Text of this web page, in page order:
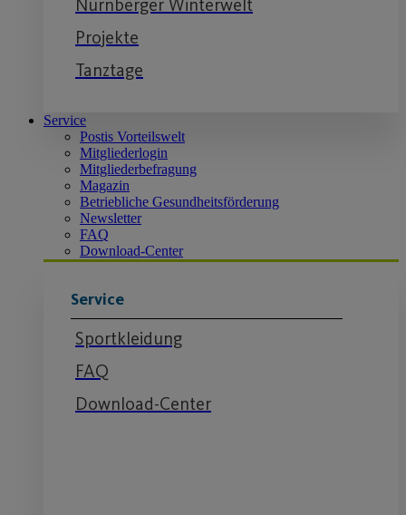
Nürnberger Winterwelt
Projekte
Tanztage
Service
Postis Vorteilswelt
Mitgliederlogin
Mitgliederbefragung
Magazin
Betriebliche Gesundheitsförderung
Newsletter
FAQ
Download-Center
Service
Sportkleidung
FAQ
Download-Center